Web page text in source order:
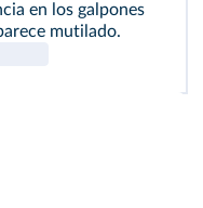
en los galpones
mutilado.